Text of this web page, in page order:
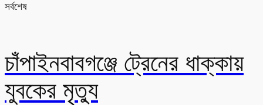
সর্বশেষ
চাঁপাইনবাবগঞ্জে ট্রেনের ধাক্কায়
যুবকের মৃত্যু